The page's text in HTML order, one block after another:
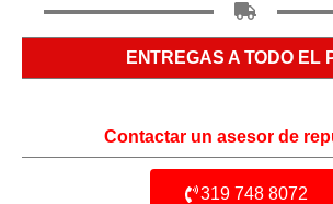
ENTREGAS A TODO EL
Contactar un asesor de
319 748 8072